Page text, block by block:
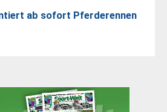
ab sofort Pferderennen